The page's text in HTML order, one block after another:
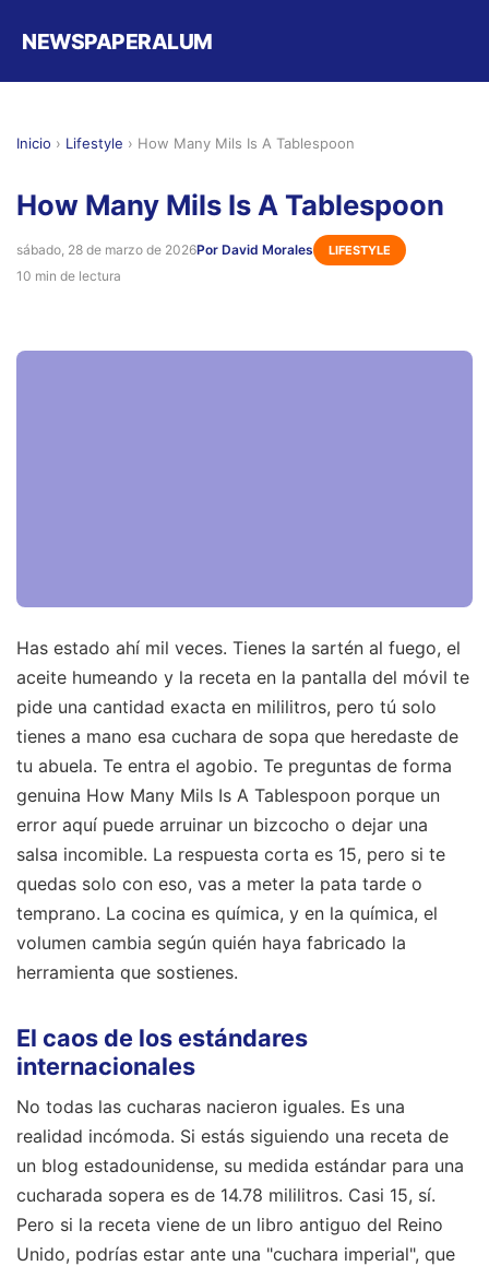
NEWSPAPERALUM
Inicio › Lifestyle › How Many Mils Is A Tablespoon
How Many Mils Is A Tablespoon
sábado, 28 de marzo de 2026Por David Morales LIFESTYLE
10 min de lectura
Has estado ahí mil veces. Tienes la sartén al fuego, el
aceite humeando y la receta en la pantalla del móvil te
pide una cantidad exacta en mililitros, pero tú solo
tienes a mano esa cuchara de sopa que heredaste de
tu abuela. Te entra el agobio. Te preguntas de forma
genuina How Many Mils Is A Tablespoon porque un
error aquí puede arruinar un bizcocho o dejar una
salsa incomible. La respuesta corta es 15, pero si te
quedas solo con eso, vas a meter la pata tarde o
temprano. La cocina es química, y en la química, el
volumen cambia según quién haya fabricado la
herramienta que sostienes.
El caos de los estándares
internacionales
No todas las cucharas nacieron iguales. Es una
realidad incómoda. Si estás siguiendo una receta de
un blog estadounidense, su medida estándar para una
cucharada sopera es de 14.78 mililitros. Casi 15, sí.
Pero si la receta viene de un libro antiguo del Reino
Unido, podrías estar ante una "cuchara imperial", que